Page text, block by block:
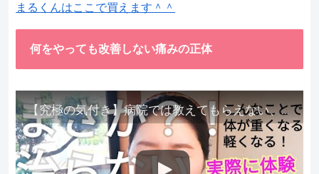
まるくんはここで買えます＾＾
何をやっても改善しない痛みの正体
【究極の気付き】病院では教えてもらえない、その長年悩んできた痛み、症状、どうして治らないのか？痛みの正体、実際に今すぐ試して知ってほしい。